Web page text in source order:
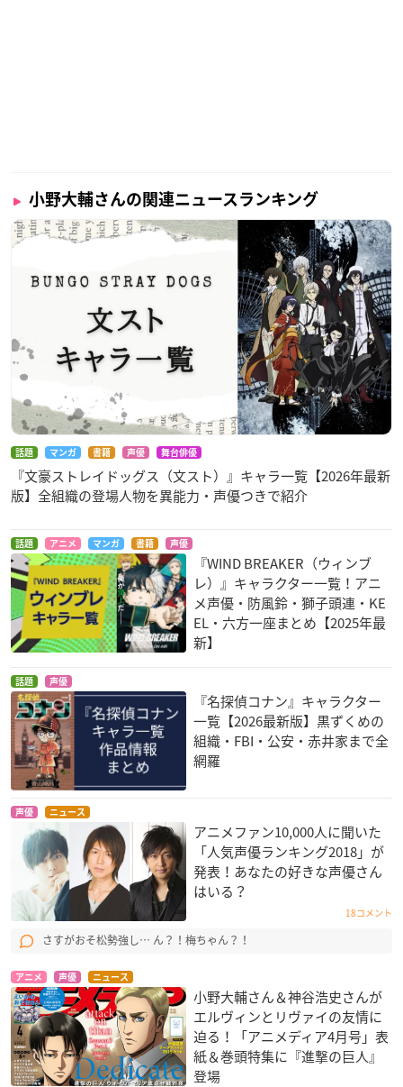
小野大輔さんの関連ニュースランキング
話題 マンガ 書籍 声優 舞台俳優
『文豪ストレイドッグス（文スト）』キャラ一覧【2026年最新
版】全組織の登場人物を異能力・声優つきで紹介
話題 アニメ マンガ 書籍 声優
『WIND BREAKER（ウィンブ
レ）』キャラクター一覧！アニ
メ声優・防風鈴・獅子頭連・KE
EL・六方一座まとめ【2025年最
新】
話題 声優
『名探偵コナン』キャラクター
一覧【2026最新版】黒ずくめの
組織・FBI・公安・赤井家まで全
網羅
声優 ニュース
アニメファン10,000人に聞いた
「人気声優ランキング2018」が
発表！あなたの好きな声優さん
はいる？
18コメント
さすがおそ松勢強し… ん？！梅ちゃん？！
アニメ 声優 ニュース
小野大輔さん＆神谷浩史さんが
エルヴィンとリヴァイの友情に
迫る！「アニメディア4月号」表
紙＆巻頭特集に『進撃の巨人』
登場